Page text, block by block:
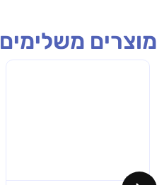
מוצרים משלימים